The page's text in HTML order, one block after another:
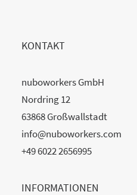
KONTAKT
nuboworkers GmbH
Nordring 12
63868 Großwallstadt
info@nuboworkers.com
+49 6022 2656995
INFORMATIONEN